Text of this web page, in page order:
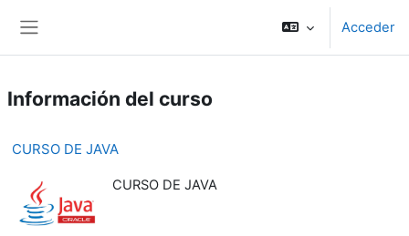
Acceder
Información del curso
CURSO DE JAVA
CURSO DE JAVA